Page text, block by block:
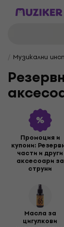
Музикални
Промоция и
купони:
части и други
аксесоари за
струни
Масла за
цигулкови